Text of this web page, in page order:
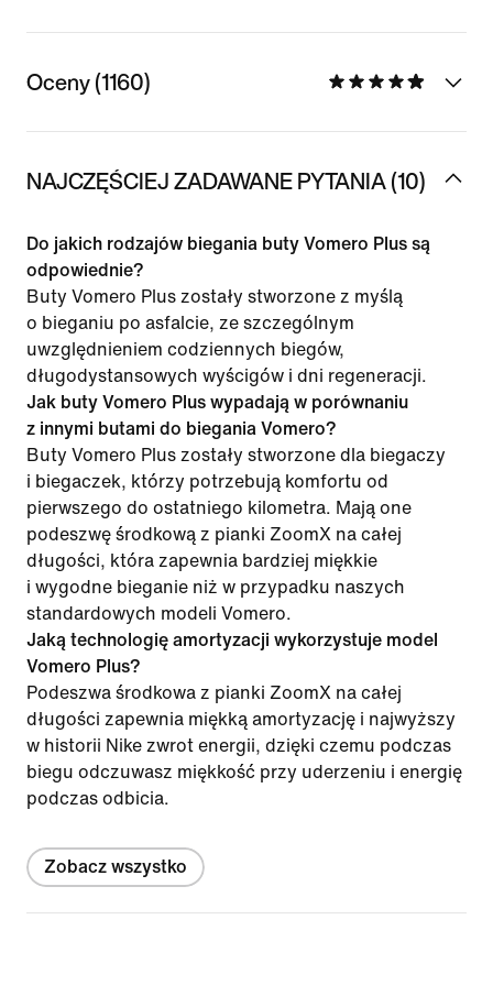
Oceny (1160)
NAJCZĘŚCIEJ ZADAWANE PYTANIA (10)
Do jakich rodzajów biegania buty Vomero Plus są
odpowiednie?
Buty Vomero Plus zostały stworzone z myślą
o bieganiu po asfalcie, ze szczególnym
uwzględnieniem codziennych biegów,
długodystansowych wyścigów i dni regeneracji.
Jak buty Vomero Plus wypadają w porównaniu
z innymi butami do biegania Vomero?
Buty Vomero Plus zostały stworzone dla biegaczy
i biegaczek, którzy potrzebują komfortu od
pierwszego do ostatniego kilometra. Mają one
podeszwę środkową z pianki ZoomX na całej
długości, która zapewnia bardziej miękkie
i wygodne bieganie niż w przypadku naszych
standardowych modeli Vomero.
Jaką technologię amortyzacji wykorzystuje model
Vomero Plus?
Podeszwa środkowa z pianki ZoomX na całej
długości zapewnia miękką amortyzację i najwyższy
w historii Nike zwrot energii, dzięki czemu podczas
biegu odczuwasz miękkość przy uderzeniu i energię
podczas odbicia.
Zobacz wszystko